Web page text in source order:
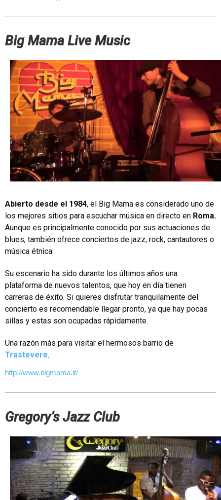
Big Mama Live Music
Abierto desde el 1984, el Big Mama es considerado uno de
los mejores sitios para escuchar música en directo en Roma.
Aunque es principalmente conocido por sus actuaciones de
blues, también ofrece conciertos de jazz, rock, cantautores o
música étnica.
Su escenario ha sido durante los últimos años una
plataforma de nuevos talentos, que hoy en día tienen
carreras de éxito. Si quieres disfrutar tranquilamente del
concierto es recomendable llegar pronto, ya que hay pocas
sillas y estas son ocupadas rápidamente.
Una razón más para visitar el hermosos barrio de
Trastevere.
http://www.bigmama.it/
Gregory’s Jazz Club